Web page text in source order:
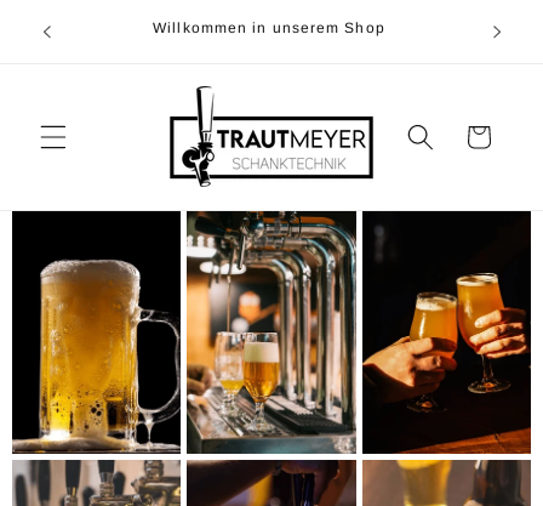
zum
Willkommen in unserem Shop
Warenkorb